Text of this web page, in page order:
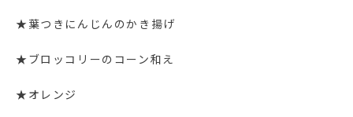
★葉つきにんじんのかき揚げ
★ブロッコリーのコーン和え
★オレンジ